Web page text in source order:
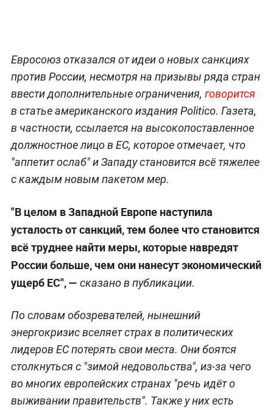
Евросоюз отказался от идеи о новых санкциях
против России, несмотря на призывы ряда стран
ввести дополнительные ограничения, говорится
в статье американского издания Politico. Газета,
в частности, ссылается на высокопоставленное
должностное лицо в ЕС, которое отмечает, что
"аппетит ослаб" и Западу становится всё тяжелее
с каждым новым пакетом мер.
"В целом в Западной Европе наступила
усталость от санкций, тем более что становится
всё труднее найти меры, которые навредят
России больше, чем они нанесут экономический
ущерб ЕС", — сказано в публикации.
По словам обозревателей, нынешний
энергокризис вселяет страх в политических
лидеров ЕС потерять свои места. Они боятся
столкнуться с "зимой недовольства", из-за чего
во многих европейских странах "речь идёт о
выживании правительств". Также у них есть